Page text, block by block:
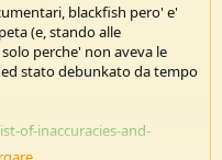
blackfish pero' e'
(e, stando alle
perche' non aveva le
stato debunkato da tempo
of-inaccuracies-and-